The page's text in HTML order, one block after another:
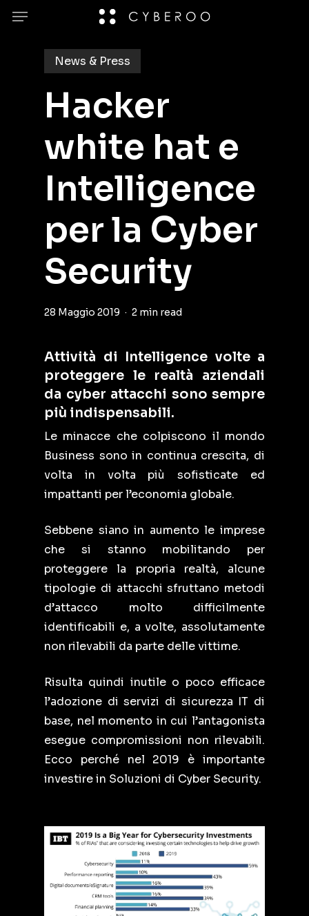
SkipMenu
News & Press
Hacker
white hat e
Intelligence
per la Cyber
Security
28 Maggio 2019 2 min read
Attività di Intelligence volte a
proteggere le realtà aziendali
da cyber attacchi sono sempre
più indispensabili.
Le minacce che colpiscono il mondo
Business sono in continua crescita, di
volta in volta più sofisticate ed
impattanti per l’economia globale.
Sebbene siano in aumento le imprese
che si stanno mobilitando per
proteggere la propria realtà, alcune
tipologie di attacchi sfruttano metodi
d’attacco molto difficilmente
identificabili e, a volte, assolutamente
non rilevabili da parte delle vittime.
Risulta quindi inutile o poco efficace
l’adozione di servizi di sicurezza IT di
base, nel momento in cui l’antagonista
esegue compromissioni non rilevabili.
Ecco perché nel 2019 è importante
investire in Soluzioni di Cyber Security.